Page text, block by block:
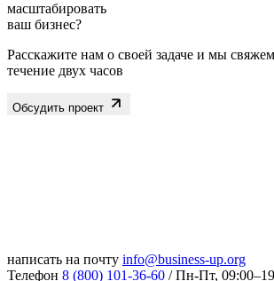
масштабировать
ваш бизнес?
Расскажите нам о своей задаче и мы
течение двух часов
Обсудить проект
написать на почту info@business-up.org
Телефон 8 (800) 101-36-60 / Пн-Пт,